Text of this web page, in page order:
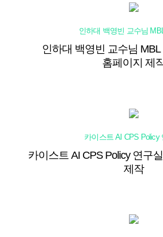
인하대 백영빈 교수님
인하대 백영빈 교수님
홈페이지 제
카이스트 AI CPS Policy
카이스트 AI CPS Policy 연구
제작